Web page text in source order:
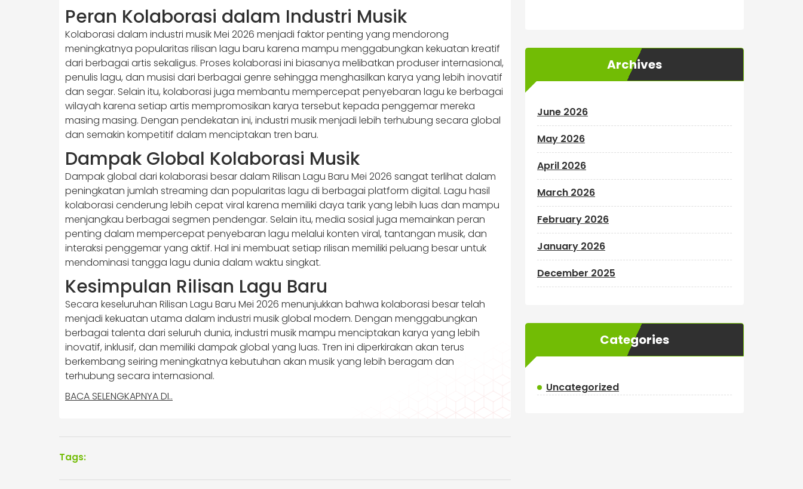
Peran Kolaborasi dalam Industri Musik
Kolaborasi dalam industri musik Mei 2026 menjadi faktor penting yang mendorong
meningkatnya popularitas rilisan lagu baru karena mampu menggabungkan kekuatan kreatif
dari berbagai artis sekaligus. Proses kolaborasi ini biasanya melibatkan produser internasional,
penulis lagu, dan musisi dari berbagai genre sehingga menghasilkan karya yang lebih inovatif
dan segar. Selain itu, kolaborasi juga membantu mempercepat penyebaran lagu ke berbagai
wilayah karena setiap artis mempromosikan karya tersebut kepada penggemar mereka
masing masing. Dengan pendekatan ini, industri musik menjadi lebih terhubung secara global
dan semakin kompetitif dalam menciptakan tren baru.
Dampak Global Kolaborasi Musik
Dampak global dari kolaborasi besar dalam Rilisan Lagu Baru Mei 2026 sangat terlihat dalam
peningkatan jumlah streaming dan popularitas lagu di berbagai platform digital. Lagu hasil
kolaborasi cenderung lebih cepat viral karena memiliki daya tarik yang lebih luas dan mampu
menjangkau berbagai segmen pendengar. Selain itu, media sosial juga memainkan peran
penting dalam mempercepat penyebaran lagu melalui konten viral, tantangan musik, dan
interaksi penggemar yang aktif. Hal ini membuat setiap rilisan memiliki peluang besar untuk
mendominasi tangga lagu dunia dalam waktu singkat.
Kesimpulan Rilisan Lagu Baru
Secara keseluruhan Rilisan Lagu Baru Mei 2026 menunjukkan bahwa kolaborasi besar telah
menjadi kekuatan utama dalam industri musik global modern. Dengan menggabungkan
berbagai talenta dari seluruh dunia, industri musik mampu menciptakan karya yang lebih
inovatif, inklusif, dan memiliki dampak global yang luas. Tren ini diperkirakan akan terus
berkembang seiring meningkatnya kebutuhan akan musik yang lebih beragam dan
terhubung secara internasional.
BACA SELENGKAPNYA DI..
Tags:
Archives
June 2026
May 2026
April 2026
March 2026
February 2026
January 2026
December 2025
Categories
Uncategorized